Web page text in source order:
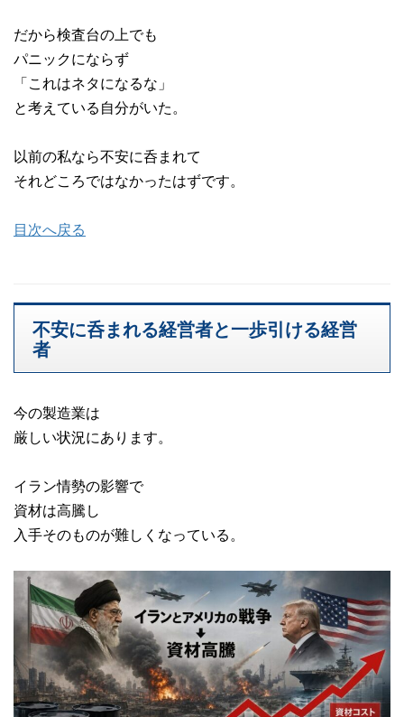
だから検査台の上でも
パニックにならず
「これはネタになるな」
と考えている自分がいた。
以前の私なら不安に呑まれて
それどころではなかったはずです。
目次へ戻る
不安に呑まれる経営者と一歩引ける経営
者
今の製造業は
厳しい状況にあります。
イラン情勢の影響で
資材は高騰し
入手そのものが難しくなっている。